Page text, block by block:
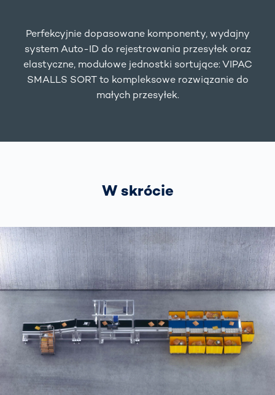
Perfekcyjnie dopasowane komponenty, wydajny
system Auto-ID do rejestrowania przesyłek oraz
elastyczne, modułowe jednostki sortujące: VIPAC
SMALLS SORT to kompleksowe rozwiązanie do
małych przesyłek.
W skrócie